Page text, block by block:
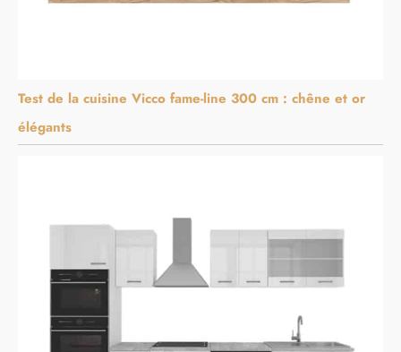
Test de la cuisine Vicco fame-line 300 cm : chêne et or
élégants